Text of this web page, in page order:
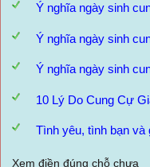
Ý nghĩa ngày sinh
Ý nghĩa ngày sinh
Ý nghĩa ngày sinh
10 Lý Do Cung Cự
Tình yêu, tình bạn và
Xem điền đúng chỗ chưa